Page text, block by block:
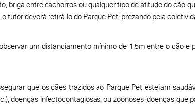
briga entre cachorros ou qualquer tipo de atitude do cão
tutor deverá retirá-lo do Parque Pet, prezando pela
um distanciamento mínimo de 1,5m entre o cão e
que os cães trazidos ao Parque Pet estejam
doenças infectocontagiosas, ou zoonoses (doenças que